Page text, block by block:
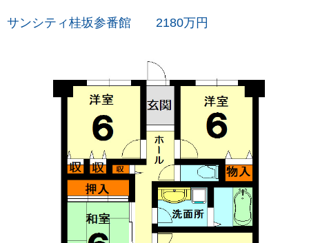
サンシティ桂坂参番館 2180万円